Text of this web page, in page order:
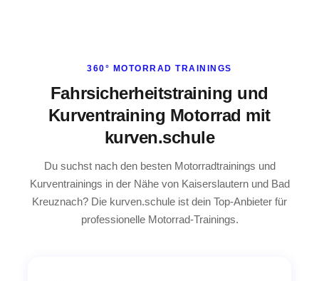
360° MOTORRAD TRAININGS
Fahrsicherheitstraining und
Kurventraining Motorrad mit
kurven.schule
Du suchst nach den besten Motorradtrainings und
Kurventrainings in der Nähe von Kaiserslautern und Bad
Kreuznach? Die kurven.schule ist dein Top-Anbieter für
professionelle Motorrad-Trainings.